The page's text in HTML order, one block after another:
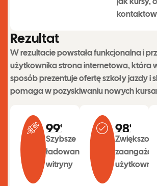
Rezultat
W rezultacie powstała funkcjonalna i
użytkownika strona internetowa, która
sposób prezentuje ofertę szkoły jazdy i
pomaga w pozyskiwaniu nowych
99%
Szybsze
ładowanie
witryny
98%
Zwiększone